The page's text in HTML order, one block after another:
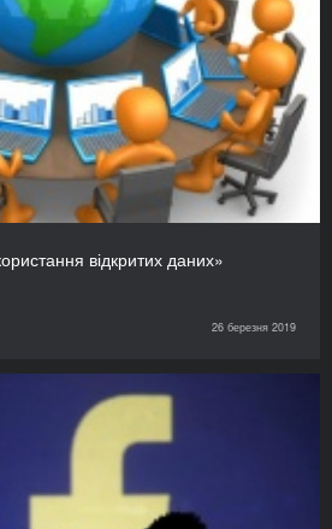
відкритих даних»
26 березня 2019